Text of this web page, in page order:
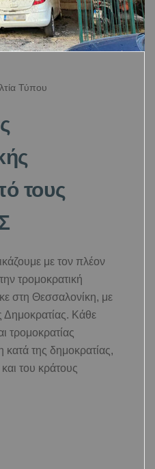
Τύπου
τους
με τον πλέον
τρομοκρατική
στη Θεσσαλονίκη, με
Δημοκρατίας. Κάθε
τρομοκρατίας
κατά της δημοκρατίας,
του κράτους